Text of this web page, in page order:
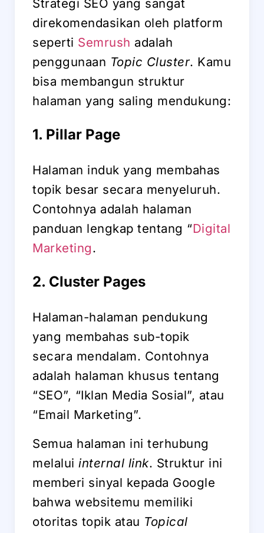
Strategi SEO yang sangat
direkomendasikan oleh platform
seperti Semrush adalah
penggunaan Topic Cluster. Kamu
bisa membangun struktur
halaman yang saling mendukung:
1. Pillar Page
Halaman induk yang membahas
topik besar secara menyeluruh.
Contohnya adalah halaman
panduan lengkap tentang “Digital
Marketing.
2. Cluster Pages
Halaman-halaman pendukung
yang membahas sub-topik
secara mendalam. Contohnya
adalah halaman khusus tentang
“SEO”, “Iklan Media Sosial”, atau
“Email Marketing”.
Semua halaman ini terhubung
melalui internal link. Struktur ini
memberi sinyal kepada Google
bahwa websitemu memiliki
otoritas topik atau Topical